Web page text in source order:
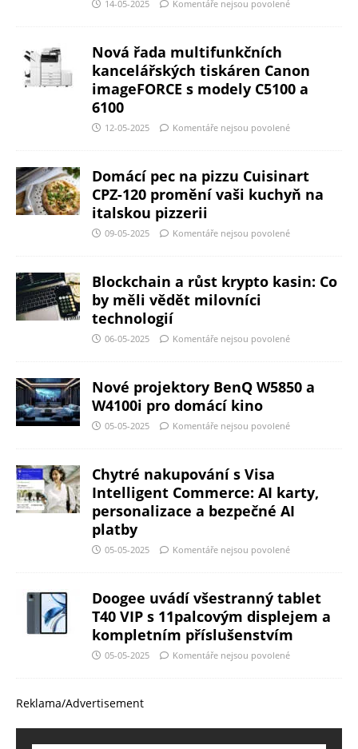
14-05-2025 Komentáře nejsou povolené
Nová řada multifunkčních
kancelářských tiskáren Canon
imageFORCE s modely C5100 a
6100
12-05-2025 Komentáře nejsou povolené
Domácí pec na pizzu Cuisinart
CPZ-120 promění vaši kuchyň na
italskou pizzerii
09-05-2025 Komentáře nejsou povolené
Blockchain a růst krypto kasin: Co
by měli vědět milovníci
technologií
06-05-2025 Komentáře nejsou povolené
Nové projektory BenQ W5850 a
W4100i pro domácí kino
05-05-2025 Komentáře nejsou povolené
Chytré nakupování s Visa
Intelligent Commerce: AI karty,
personalizace a bezpečné AI
platby
05-05-2025 Komentáře nejsou povolené
Doogee uvádí všestranný tablet
T40 VIP s 11palcovým displejem a
kompletním příslušenstvím
05-05-2025 Komentáře nejsou povolené
Reklama/Advertisement